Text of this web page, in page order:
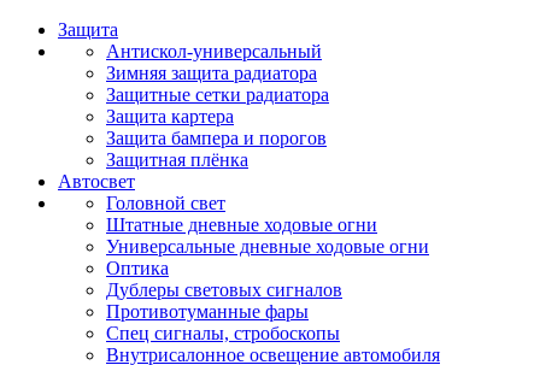
Защита
Антискол-универсальный
Зимняя защита радиатора
Защитные сетки радиатора
Защита картера
Защита бампера и порогов
Защитная плёнка
Автосвет
Головной свет
Штатные дневные ходовые огни
Универсальные дневные ходовые огни
Оптика
Дублеры световых сигналов
Противотуманные фары
Спец сигналы, стробоскопы
Внутрисалонное освещение автомобиля